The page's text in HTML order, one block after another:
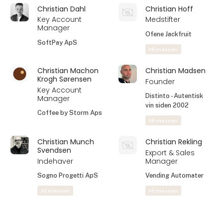
Christian Dahl
Key Account
Manager
SoftPay ApS
Christian Hoff
Medstifter
Ofene Jackfruit
På messen
Christian Machon
Krogh Sørensen
Key Account
Manager
Coffee by Storm Aps
Christian Madsen
Founder
Distinto - Autentisk
vin siden 2002
På messen
Christian Munch
Svendsen
Indehaver
Sogno Progetti ApS
På messen
Christian Rekling
Export & Sales
Manager
Vending Automater
På messen